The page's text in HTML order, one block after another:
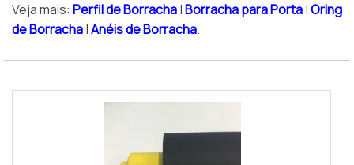
Veja mais: Perfil de Borracha|Borracha para Porta|Oring
de Borracha|Anéis de Borracha.